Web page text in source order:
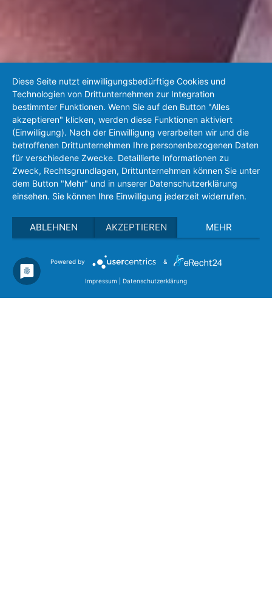
Diese Seite nutzt einwilligungsbedürftige Cookies und
Technologien von Drittunternehmen zur Integration
bestimmter Funktionen. Wenn Sie auf den Button "Alles
akzeptieren" klicken, werden diese Funktionen aktiviert
(Einwilligung). Nach der Einwilligung verarbeiten wir und die
betroffenen Drittunternehmen Ihre personenbezogenen Daten
für verschiedene Zwecke. Detaillierte Informationen zu
Zweck, Rechtsgrundlagen, Drittunternehmen können Sie unter
dem Button "Mehr" und in unserer Datenschutzerklärung
einsehen. Sie können Ihre Einwilligung jederzeit widerrufen.
ABLEHNEN AKZEPTIEREN MEHR
Powered by &
Impressum Datenschutzerklärung